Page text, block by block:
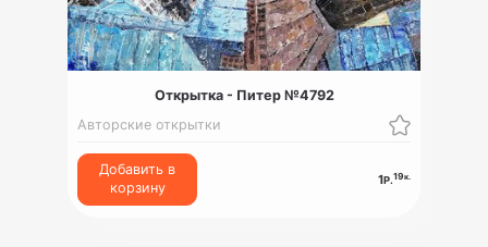
Открытка - Питер №4792
Авторские открытки
Добавить в
корзину
1Р.19к.